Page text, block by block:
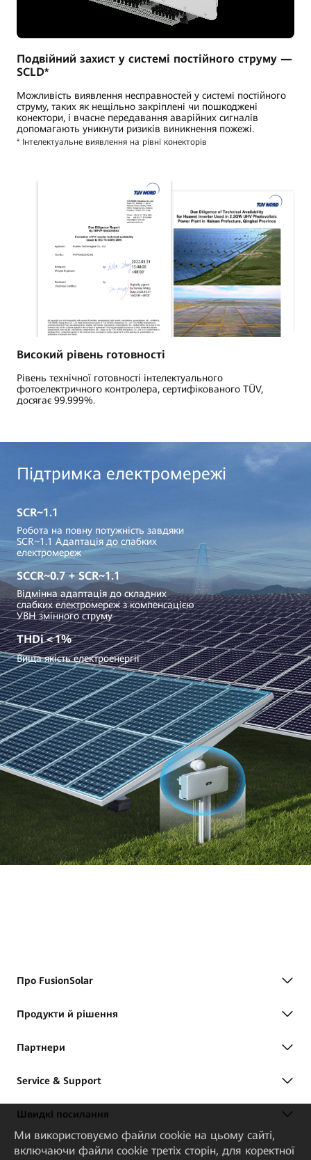
Подвійний захист у системі постійного струму —
SCLD*
Можливість виявлення несправностей у системі постійного
струму, таких як нещільно закріплені чи пошкоджені
конектори, і вчасне передавання аварійних сигналів
допомагають уникнути ризиків виникнення пожежі.
* Інтелектуальне виявлення на рівні конекторів
Високий рівень готовності
Рівень технічної готовності інтелектуального
фотоелектричного контролера, сертифікованого TÜV,
досягає 99.999%.
Підтримка електромережі
SCR~1.1
Робота на повну потужність завдяки
SCR~1.1 Адаптація до слабких
електромереж
SCCR~0.7 + SCR~1.1
Відмінна адаптація до складних
слабких електромереж з компенсацією
УВН змінного струму
THDi＜1%
Вища якість електроенергії
Про FusionSolar
Продукти й рішення
Партнери
Service & Support
Швидкі посилання
Ми використовуємо файли cookie на цьому сайті,
включаючи файли cookie третіх сторін, для коректної